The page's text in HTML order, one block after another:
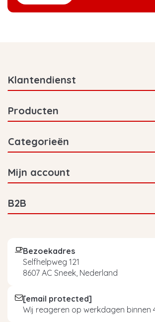
Klantendienst
Producten
Categorieën
Mijn account
B2B
Bezoekadres
Selfhelpweg 121
8607 AC Sneek, Nederland
[email protected]
Wij reageren op werkdagen binnen